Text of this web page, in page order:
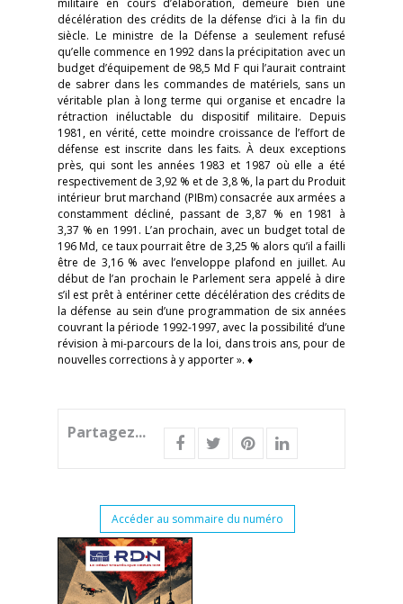
militaire en cours d’élaboration, demeure bien une
décélération des crédits de la défense d’ici à la fin du
siècle. Le ministre de la Défense a seulement refusé
qu’elle commence en 1992 dans la précipitation avec un
budget d’équipement de 98,5 Md F qui l’aurait contraint
de sabrer dans les commandes de matériels, sans un
véritable plan à long terme qui organise et encadre la
rétraction inéluctable du dispositif militaire. Depuis
1981, en vérité, cette moindre croissance de l’effort de
défense est inscrite dans les faits. À deux exceptions
près, qui sont les années 1983 et 1987 où elle a été
respectivement de 3,92 % et de 3,8 %, la part du Produit
intérieur brut marchand (PIBm) consacrée aux armées a
constamment décliné, passant de 3,87 % en 1981 à
3,37 % en 1991. L’an prochain, avec un budget total de
196 Md, ce taux pourrait être de 3,25 % alors qu’il a failli
être de 3,16 % avec l’enveloppe plafond en juillet. Au
début de l’an prochain le Parlement sera appelé à dire
s’il est prêt à entériner cette décélération des crédits de
la défense au sein d’une programmation de six années
couvrant la période 1992-1997, avec la possibilité d’une
révision à mi-parcours de la loi, dans trois ans, pour de
nouvelles corrections à y apporter ». ♦
Partagez...
Accéder au sommaire du numéro